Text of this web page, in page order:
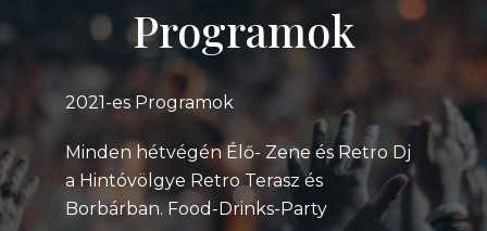
Programok
2021-es Programok
Minden hétvégén Élő- Zene és Retro Dj
a Hintóvölgye Retro Terasz és
Borbárban. Food-Drinks-Party